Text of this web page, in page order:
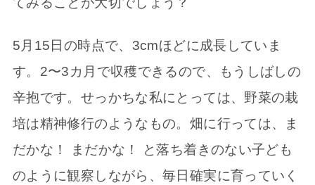
5月15日の時点で、3cmほどに成長していま
す。2〜3カ月で収穫できるので、もうしばしの
辛抱です。せっかちな私にとっては、野菜の栽
培は精神修行のようなもの。畑に行っては、ま
だかな！ まだかな！ と落ち着きのない子ども
のように観察しながら、毎日確実に育っていく